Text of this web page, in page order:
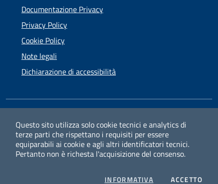
Questo sito utilizza solo cookie tecnici e analytics di
terze parti che rispettano i requisiti per essere
equiparabili ai cookie e agli altri identificatori tecnici.
Pertanto non è richesta l'acquisizione del consenso.
INFORMATIVA PRIVACYACCETTOI
Documentazione Privacy
Privacy Policy
Cookie Policy
Note legali
Dichiarazione di accessibilità
FacebookInstagram